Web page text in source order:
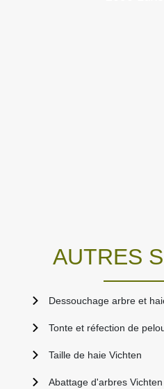
AUTRES
Dessouchage arbre et
Tonte et réfection de
Taille de haie Vichten
Abattage d'arbres Vichten